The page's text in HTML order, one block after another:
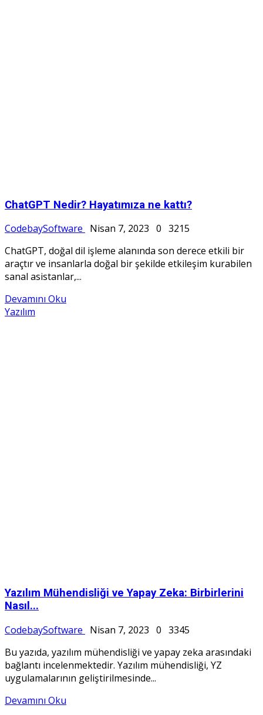
ChatGPT Nedir? Hayatımıza ne kattı?
CodebaySoftware
Nisan 7, 2023 0 3215
ChatGPT, doğal dil işleme alanında son derece etkili bir
araçtır ve insanlarla doğal bir şekilde etkileşim kurabilen
sanal asistanlar,...
Devamını Oku
Yazılım
Yazılım Mühendisliği ve Yapay Zeka: Birbirlerini
Nasıl...
CodebaySoftware
Nisan 7, 2023 0 3345
Bu yazıda, yazılım mühendisliği ve yapay zeka arasındaki
bağlantı incelenmektedir. Yazılım mühendisliği, YZ
uygulamalarının geliştirilmesinde...
Devamını Oku